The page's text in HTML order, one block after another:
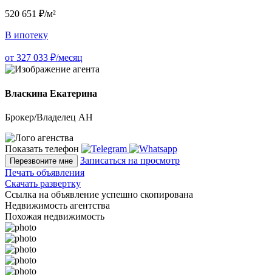
520 651 ₽/м²
В ипотеку
от 327 033 ₽/месяц
Власкина Екатерина
Брокер/Владелец АН
Показать телефон
Перезвоните мне
Записаться на просмотр
Печать объявления
Скачать развертку
Ссылка на объявление успешно скопирована
Недвижимость агентства
Похожая недвижимость